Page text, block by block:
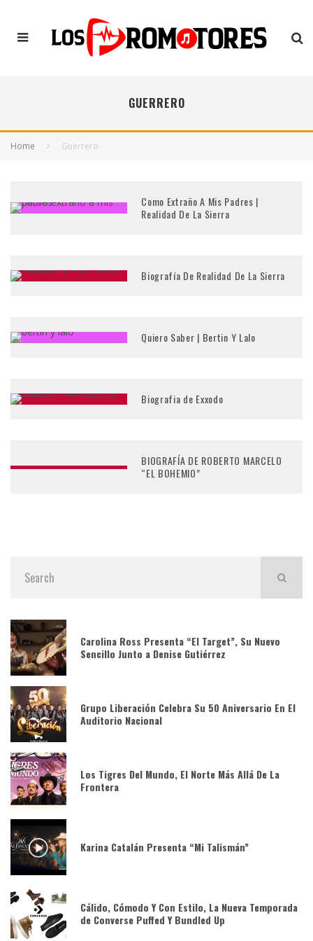
GUERRERO
Home Guerrero
Como Extraño A Mis Padres |
Realidad De La Sierra
Biografía De Realidad De La Sierra
Quiero Saber | Bertin Y Lalo
Biografia de Exxodo
BIOGRAFÍA DE ROBERTO MARCELO
“EL BOHEMIO”
Carolina Ross Presenta “El Target”, Su Nuevo
Sencillo Junto a Denise Gutiérrez
Grupo Liberación Celebra Su 50 Aniversario En El
Auditorio Nacional
Los Tigres Del Mundo, El Norte Más Allá De La
Frontera
Karina Catalán Presenta “Mi Talismán”
Cálido, Cómodo Y Con Estilo, La Nueva Temporada
de Converse Puffed Y Bundled Up